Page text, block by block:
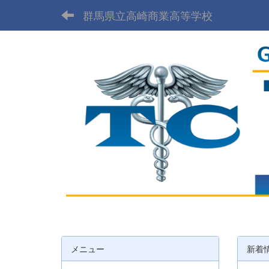
群馬県立高崎商業高等学校
新着
メニュー